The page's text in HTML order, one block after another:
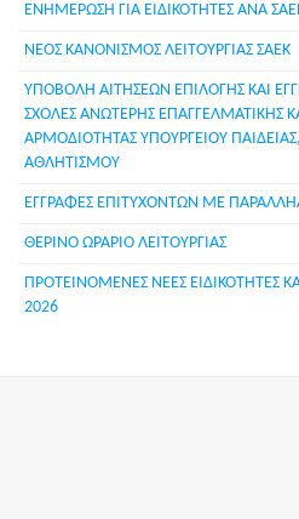
ΕΝΗΜΕΡΩΣΗ ΓΙΑ ΕΙΔΙΚΟΤΗΤΕΣ ΑΝΑ
ΝΕΟΣ ΚΑΝΟΝΙΣΜΟΣ ΛΕΙΤΟΥΡΓΙΑΣ ΣΑΕΚ
ΥΠΟΒΟΛΗ ΑΙΤΗΣΕΩΝ ΕΠΙΛΟΓΗΣ ΚΑΙ
ΣΧΟΛΕΣ ΑΝΩΤΕΡΗΣ ΕΠΑΓΓΕΛΜΑΤΙΚΗΣ
ΑΡΜΟΔΙΟΤΗΤΑΣ ΥΠΟΥΡΓΕΙΟΥ
ΑΘΛΗΤΙΣΜΟΥ
ΕΓΓΡΑΦΕΣ ΕΠΙΤΥΧΟΝΤΩΝ ΜΕ
ΘΕΡΙΝΟ ΩΡΑΡΙΟ ΛΕΙΤΟΥΡΓΙΑΣ
ΠΡΟΤΕΙΝΟΜΕΝΕΣ ΝΕΕΣ ΕΙΔΙΚΟΤΗΤΕΣ
2026